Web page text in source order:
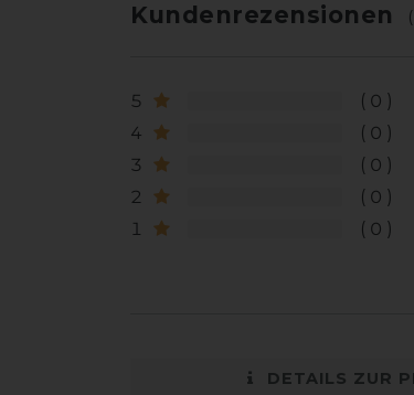
Kundenrezensionen
5
0
4
0
3
0
2
0
1
0
DETAILS ZUR